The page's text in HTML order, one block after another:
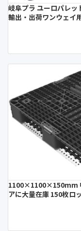
岐阜プラ ユーロパレ
輸出・出荷ワンウェイ
1100×1100×150mm
アに大量在庫 150枚ロ